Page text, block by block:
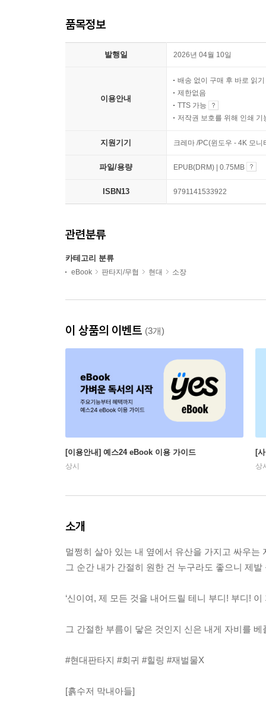
품목정보
발행일 2026년 04월 10일
이용안내
배송 없이 구매 후 바로 읽기
제한없음
TTS 가능
저작권 보호를 위해 인쇄 기
지원기기 크레마 /PC(윈도우 - 4K 모
파일/용량 EPUB(DRM) | 0.75MB
ISBN13 9791141533922
관련분류
카테고리 분류
eBook 판타지/무협 현대 소장
이 상품의 이벤트 (3개)
[이용안내] 예스24 eBook 이용 가이드
상시
[
상
소개
멀쩡히 살아 있는 내 옆에서 유산을 가지고 싸우는
그 순간 내가 간절히 원한 건 누구라도 좋으니 제
‘신이여, 제 모든 것을 내어드릴 테니 부디! 부디!
그 간절한 부름이 닿은 것인지 신은 내게 자비를 베
#현대판타지 #회귀 #힐링 #재벌물X
[흙수저 막내아들]